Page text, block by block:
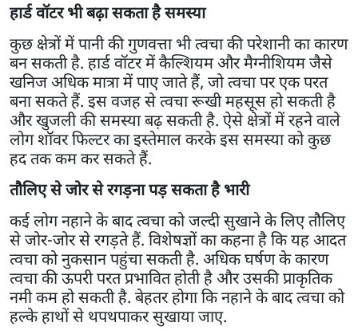
हार्ड वॉटर भी बढ़ा सकता है समस्या
कुछ क्षेत्रों में पानी की गुणवत्ता भी त्वचा की परेशानी का कारण
बन सकती है. हार्ड वॉटर में कैल्शियम और मैग्नीशियम जैसे
खनिज अधिक मात्रा में पाए जाते हैं, जो त्वचा पर एक परत
बना सकते हैं. इस वजह से त्वचा रूखी महसूस हो सकती है
और खुजली की समस्या बढ़ सकती है. ऐसे क्षेत्रों में रहने वाले
लोग शॉवर फिल्टर का इस्तेमाल करके इस समस्या को कुछ
हद तक कम कर सकते हैं.
तौलिए से जोर से रगड़ना पड़ सकता है भारी
कई लोग नहाने के बाद त्वचा को जल्दी सुखाने के लिए तौलिए
से जोर-जोर से रगड़ते हैं. विशेषज्ञों का कहना है कि यह आदत
त्वचा को नुकसान पहुंचा सकती है. अधिक घर्षण के कारण
त्वचा की ऊपरी परत प्रभावित होती है और उसकी प्राकृतिक
नमी कम हो सकती है. बेहतर होगा कि नहाने के बाद त्वचा को
हल्के हाथों से थपथपाकर सुखाया जाए.